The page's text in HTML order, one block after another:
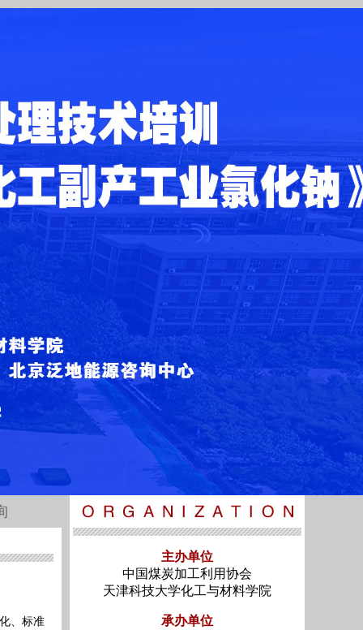
、标准
主办单位
中国煤炭加工利用协会
天津科技大学化工与材料学院
承办单位